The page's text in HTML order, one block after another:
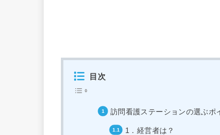
目次
訪問看護ステーションの選ぶポ
1．経営者は？